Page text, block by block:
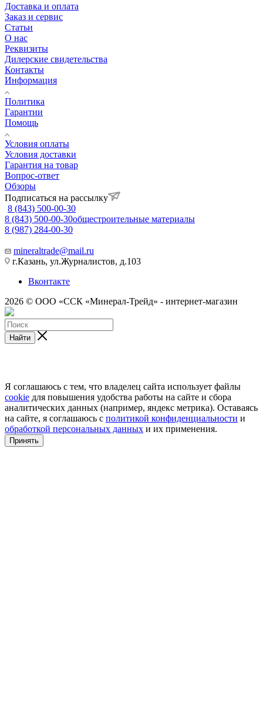
Доставка и оплата
Заказ и сервис
Статьи
О нас
Реквизиты
Дилерские свидетельства
Контакты
Информация
Политика
Гарантии
Помощь
Условия оплаты
Условия доставки
Гарантия на товар
Вопрос-ответ
Обзоры
Подписаться на рассылку
8 (843) 500-00-30
8 (843) 500-00-30общестроительные материалы
8 (987) 284-00-30
mineraltrade@mail.ru
г.Казань, ул.Журналистов, д.103
Вконтакте
2026 © ООО «ССК «Минерал-Трейд» - интернет-магазин
Найти
Я соглашаюсь с тем, что владелец сайта использует файлы
cookie для повышения удобства работы на сайте и сбора
аналитических данных (например, яндекс метрика). Оставаясь
на сайте, я соглашаюсь с политикой конфиденциальности и
обработкой персональных данных и их применения.
Принять